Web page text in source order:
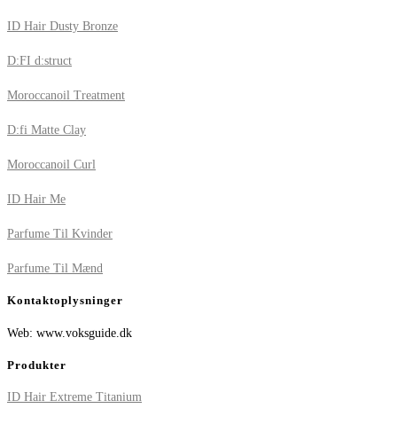
ID Hair Dusty Bronze
D:FI d:struct
Moroccanoil Treatment
D:fi Matte Clay
Moroccanoil Curl
ID Hair Me
Parfume Til Kvinder
Parfume Til Mænd
Kontaktoplysninger
Web: www.voksguide.dk
Produkter
ID Hair Extreme Titanium